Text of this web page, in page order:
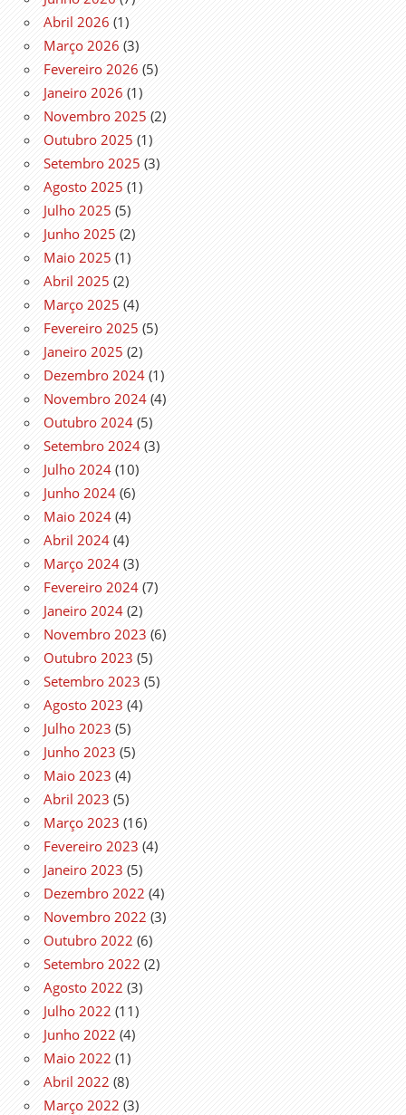
Abril 2026 (1)
Março 2026 (3)
Fevereiro 2026 (5)
Janeiro 2026 (1)
Novembro 2025 (2)
Outubro 2025 (1)
Setembro 2025 (3)
Agosto 2025 (1)
Julho 2025 (5)
Junho 2025 (2)
Maio 2025 (1)
Abril 2025 (2)
Março 2025 (4)
Fevereiro 2025 (5)
Janeiro 2025 (2)
Dezembro 2024 (1)
Novembro 2024 (4)
Outubro 2024 (5)
Setembro 2024 (3)
Julho 2024 (10)
Junho 2024 (6)
Maio 2024 (4)
Abril 2024 (4)
Março 2024 (3)
Fevereiro 2024 (7)
Janeiro 2024 (2)
Novembro 2023 (6)
Outubro 2023 (5)
Setembro 2023 (5)
Agosto 2023 (4)
Julho 2023 (5)
Junho 2023 (5)
Maio 2023 (4)
Abril 2023 (5)
Março 2023 (16)
Fevereiro 2023 (4)
Janeiro 2023 (5)
Dezembro 2022 (4)
Novembro 2022 (3)
Outubro 2022 (6)
Setembro 2022 (2)
Agosto 2022 (3)
Julho 2022 (11)
Junho 2022 (4)
Maio 2022 (1)
Abril 2022 (8)
Março 2022 (3)